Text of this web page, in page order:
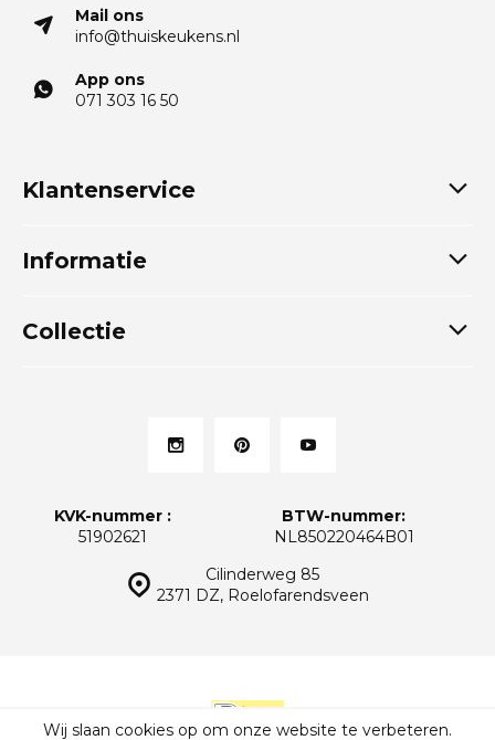
Mail ons
info@thuiskeukens.nl
App ons
071 303 16 50
Klantenservice
Informatie
Collectie
Cilinderweg 85
2371 DZ, Roelofarendsveen
KVK-nummer :
51902621
BTW-nummer:
NL850220464B01
Wij slaan cookies op om onze website te verbeteren.